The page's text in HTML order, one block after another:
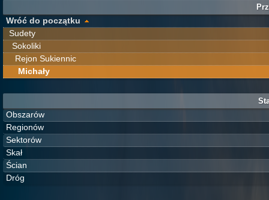
Wróć do początku
Sudety
Sokoliki
Rejon Sukiennic
Michały
Obszarów
Regionów
Sektorów
Skał
Ścian
Dróg